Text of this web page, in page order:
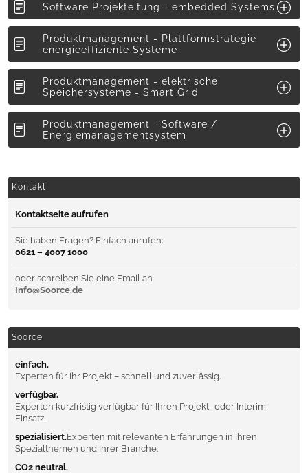
Software Projekteitung - embedded Systems
Produktmanagement - Plattformstrategie
energieeffiziente Systeme
Produktmanagement - elektrische
Speichersysteme - Smart Grid
Produktmanagement - Software /
Energiemanagementsystem
Kontakt
Kontaktseite aufrufen
Sie haben Fragen? Einfach anrufen:
0621 – 4007 1000
oder schreiben Sie eine Email an
Info@Soorce.de
Soorce
einfach.
Experten für Ihr Projekt – schnell und zuverlässig.
verfügbar.
Experten kurzfristig verfügbar für Ihren Projekt- oder Interim-
Einsatz.
spezialisiert.Experten mit relevanten Erfahrungen in Ihren
Spezialthemen und Ihrer Branche.
CO2 neutral.